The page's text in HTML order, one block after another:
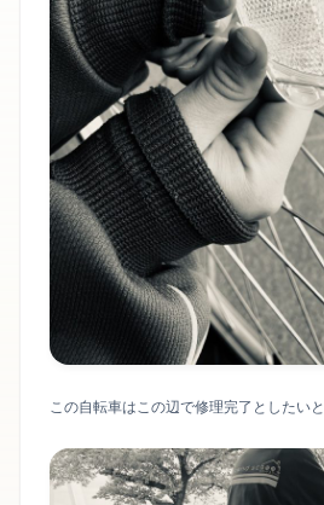
この自転車はこの辺で修理完了としたいと